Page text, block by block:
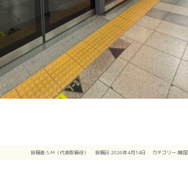
投稿者:S.M（代表取締役） 投稿日:2026年4月14日 カテゴリー:韓国